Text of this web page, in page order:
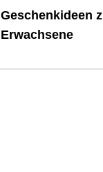
Geschenkideen
Erwachsene